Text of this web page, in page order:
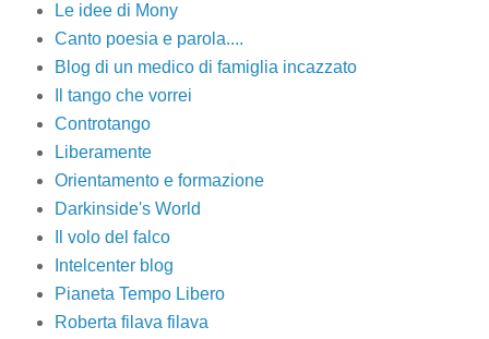
Le idee di Mony
Canto poesia e parola....
Blog di un medico di famiglia incazzato
Il tango che vorrei
Controtango
Liberamente
Orientamento e formazione
Darkinside's World
Il volo del falco
Intelcenter blog
Pianeta Tempo Libero
Roberta filava filava